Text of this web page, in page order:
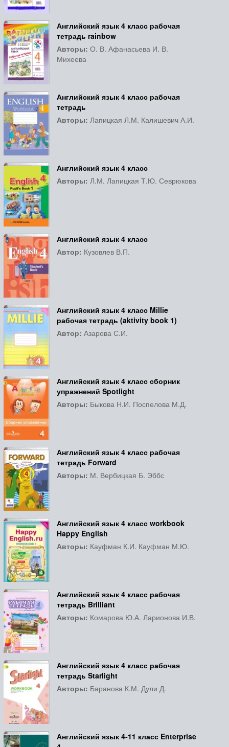
Английский язык 4 класс рабочая
тетрадь rainbow
Авторы: О. В. Афанасьева И. В.
Михеева
Английский язык 4 класс рабочая
тетрадь
Авторы: Лапицкая Л.М. Калишевич А.И.
Английский язык 4 класс
Авторы: Л.М. Лапицкая Т.Ю. Севрюкова
Английский язык 4 класс
Автор: Кузовлев В.П.
Английский язык 4 класс Millie
рабочая тетрадь (aktivity book 1)
Автор: Азарова С.И.
Английский язык 4 класс сборник
упражнений Spotlight
Авторы: Быкова Н.И. Поспелова М.Д.
Английский язык 4 класс рабочая
тетрадь Forward
Авторы: М. Вербицкая Б. Эббс
Английский язык 4 класс workbook
Happy English
Авторы: Кауфман К.И. Кауфман М.Ю.
Английский язык 4 класс рабочая
тетрадь Brilliant
Авторы: Комарова Ю.А. Ларионова И.В.
Английский язык 4 класс рабочая
тетрадь Starlight
Авторы: Баранова К.М. Дули Д.
Английский язык 4-11 класс Enterprise